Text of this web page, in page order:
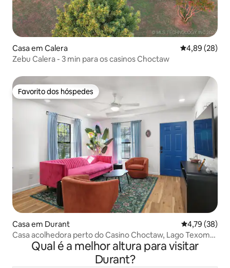
Casa em Calera Classificação
4,89 (28)
Zebu Calera - 3 min para os casinos Choctaw
Favorito dos hóspedes
Favorito dos hóspedes
Casa em Durant Classificação
4,79 (38)
Casa acolhedora perto do Casino Choctaw, Lago Texoma
e SOSUQual é a melhor altura para visitar
Durant?